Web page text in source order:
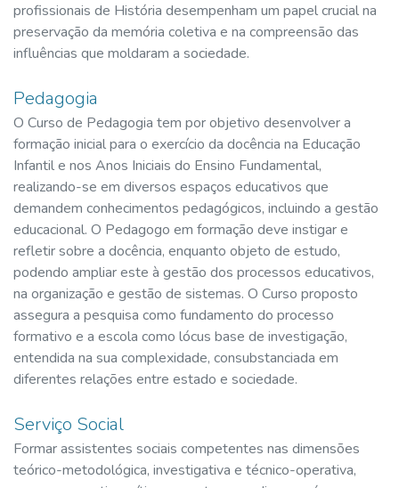
profissionais de História desempenham um papel crucial na
preservação da memória coletiva e na compreensão das
influências que moldaram a sociedade.
Pedagogia
O Curso de Pedagogia tem por objetivo desenvolver a
formação inicial para o exercício da docência na Educação
Infantil e nos Anos Iniciais do Ensino Fundamental,
realizando-se em diversos espaços educativos que
demandem conhecimentos pedagógicos, incluindo a gestão
educacional. O Pedagogo em formação deve instigar e
refletir sobre a docência, enquanto objeto de estudo,
podendo ampliar este à gestão dos processos educativos,
na organização e gestão de sistemas. O Curso proposto
assegura a pesquisa como fundamento do processo
formativo e a escola como lócus base de investigação,
entendida na sua complexidade, consubstanciada em
diferentes relações entre estado e sociedade.
Serviço Social
Formar assistentes sociais competentes nas dimensões
teórico-metodológica, investigativa e técnico-operativa,